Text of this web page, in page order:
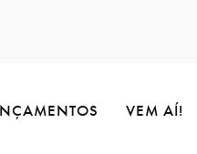
VEM AÍ!